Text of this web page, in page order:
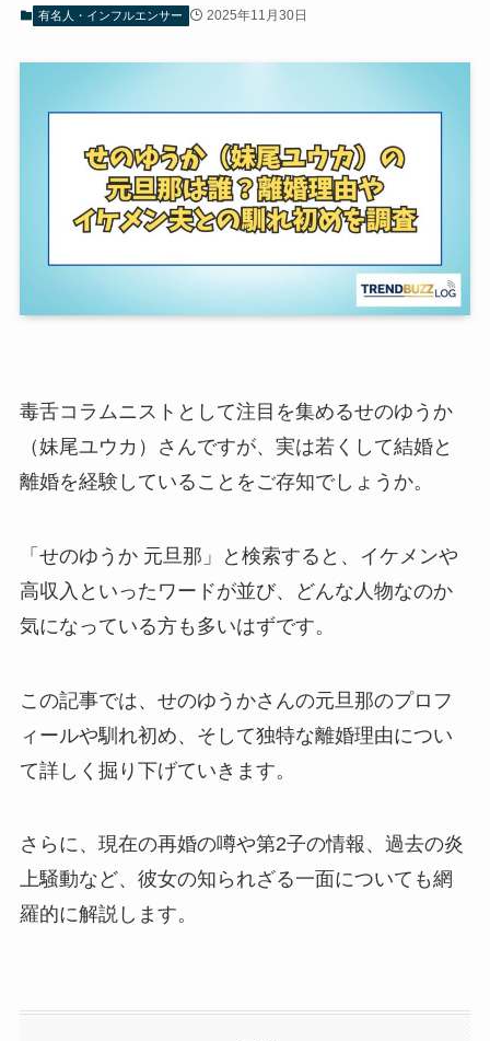
有名人・インフルエンサー 2025年11月30日
毒舌コラムニストとして注目を集めるせのゆうか
（妹尾ユウカ）さんですが、実は若くして結婚と
離婚を経験していることをご存知でしょうか。
「せのゆうか 元旦那」と検索すると、イケメンや
高収入といったワードが並び、どんな人物なのか
気になっている方も多いはずです。
この記事では、せのゆうかさんの元旦那のプロフ
ィールや馴れ初め、そして独特な離婚理由につい
て詳しく掘り下げていきます。
さらに、現在の再婚の噂や第2子の情報、過去の炎
上騒動など、彼女の知られざる一面についても網
羅的に解説します。